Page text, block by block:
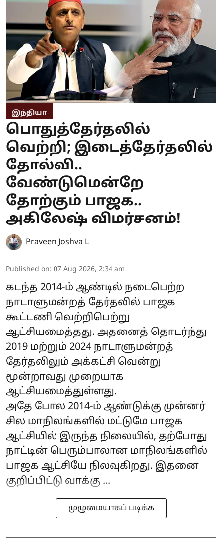
இந்தியா
பொதுத்தேர்தலில்
வெற்றி; இடைத்தேர்தலில்
தோல்வி..
வேண்டுமென்றே
தோற்கும் பாஜக..
அகிலேஷ் விமர்சனம்!
Praveen Joshva L
Published on: 07 Aug 2026, 2:34 am
கடந்த 2014-ம் ஆண்டில் நடைபெற்ற
நாடாளுமன்றத் தேர்தலில் பாஜக
கூட்டணி வெற்றிபெற்று
ஆட்சியமைத்தது. அதனைத் தொடர்ந்து
2019 மற்றும் 2024 நாடாளுமன்றத்
தேர்தலிலும் அக்கட்சி வென்று
மூன்றாவது முறையாக
ஆட்சியமைத்துள்ளது.
அதே போல 2014-ம் ஆண்டுக்கு முன்னர்
சில மாநிலங்களில் மட்டுமே பாஜக
ஆட்சியில் இருந்த நிலையில், தற்போது
நாட்டின் பெரும்பாலான மாநிலங்களில்
பாஜக ஆட்சியே நிலவுகிறது. இதனை
குறிப்பிட்டு வாக்கு ...
முழுமையாகப் படிக்க